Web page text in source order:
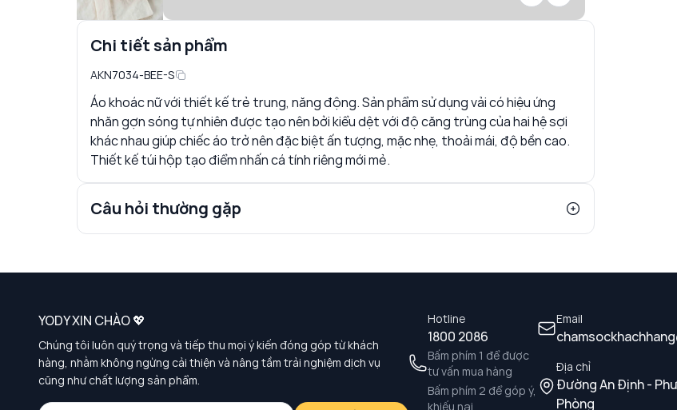
Chi tiết sản phẩm
AKN7034-BEE-S
Áo khoác nữ với thiết kế trẻ trung, năng động. Sản phẩm sử dụng vải có hiệu ứng
nhăn gợn sóng tự nhiên được tạo nên bởi kiểu dệt với độ căng trùng của hai hệ sợi
khác nhau giúp chiếc áo trở nên đặc biệt ấn tượng, mặc nhẹ, thoải mái, độ bền cao.
Thiết kế túi hộp tạo điểm nhấn cá tính riêng mới mẻ.
Câu hỏi thường gặp
Hotline
1800 2086
Bấm phím 1 để được
tư vấn mua hàng
Bấm phím 2 để góp ý,
khiếu nại
Email
Địa chỉ
Đường An Định -
Phòng
YODY XIN CHÀO 💖
Chúng tôi luôn quý trọng và tiếp thu mọi ý kiến đóng góp từ khách
hàng, nhằm không ngừng cải thiện và nâng tầm trải nghiệm dịch vụ
cũng như chất lượng sản phẩm.